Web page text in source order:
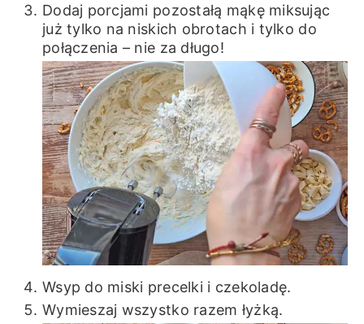
Dodaj porcjami pozostałą mąkę miksując
już tylko na niskich obrotach i tylko do
połączenia – nie za długo!
Wsyp do miski precelki i czekoladę.
Wymieszaj wszystko razem łyżką.